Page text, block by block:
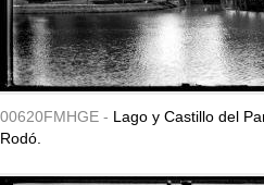
00620FMHGE - Lago y Castillo del
Rodó.